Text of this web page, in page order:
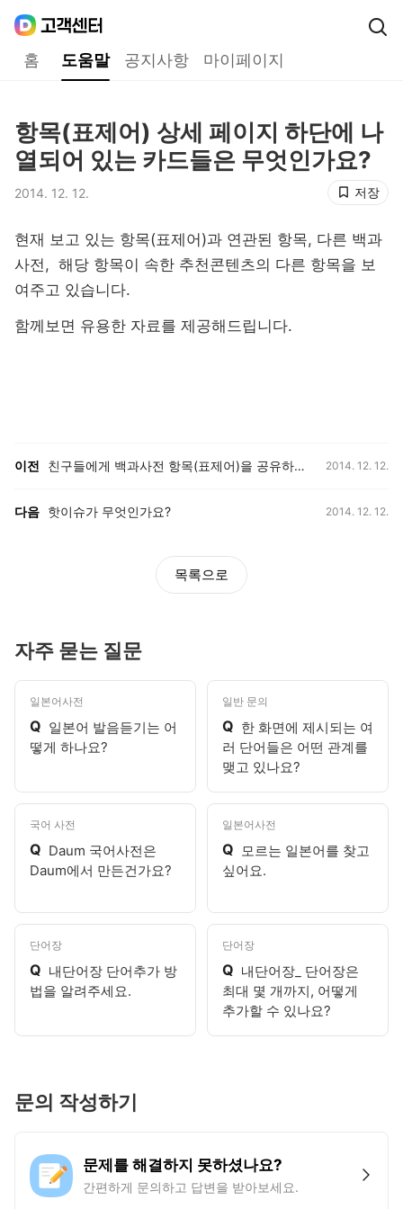
홈 도움말 공지사항 마이페이지
항목(표제어) 상세 페이지 하단에 나
열되어 있는 카드들은 무엇인가요?
저장
2014. 12. 12.
현재 보고 있는 항목(표제어)과 연관된 항목, 다른 백과
사전, 해당 항목이 속한 추천콘텐츠의 다른 항목을 보
여주고 있습니다.
함께보면 유용한 자료를 제공해드립니다.
이전 친구들에게 백과사전 항목(표제어)을 공유하고 싶은데 어떻게 해야 하나요? 2014. 12. 12.
다음 핫이슈가 무엇인가요? 2014. 12. 12.
목록으로
자주 묻는 질문
일본어사전
Q 일본어 발음듣기는 어
떻게 하나요?
일반 문의
Q 한 화면에 제시되는 여
러 단어들은 어떤 관계를
맺고 있나요?
국어 사전
Q Daum 국어사전은
Daum에서 만든건가요?
일본어사전
Q 모르는 일본어를 찾고
싶어요.
단어장
Q 내단어장 단어추가 방
법을 알려주세요.
단어장
Q 내단어장_ 단어장은
최대 몇 개까지, 어떻게
추가할 수 있나요?
문의 작성하기
문제를 해결하지 못하셨나요?
간편하게 문의하고 답변을 받아보세요.